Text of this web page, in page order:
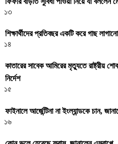
১৩
শিক্ষার্থীদের প্রতিবছর একটি করে গাছ
১৪
কাতারের সাবেক আমিরের মৃত্যুতে রাষ্ট্রীয়
নির্দেশ
১৫
ফাইনালে আর্জেন্টিনা না ইংল্যান্ডকে চান,
১৬